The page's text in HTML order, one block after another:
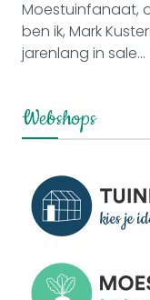
Moestuinfanaat,
ben ik, Mark
jarenlang in sale...
Webshops